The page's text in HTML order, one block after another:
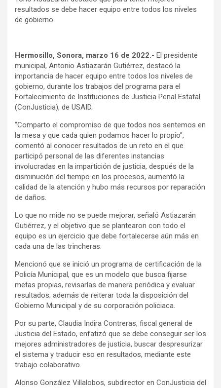
resultados se debe hacer equipo entre todos los niveles
de gobierno.
Hermosillo, Sonora, marzo 16 de 2022.- El presidente
municipal, Antonio Astiazarán Gutiérrez, destacó la
importancia de hacer equipo entre todos los niveles de
gobierno, durante los trabajos del programa para el
Fortalecimiento de Instituciones de Justicia Penal Estatal
(ConJusticia), de USAID.
“Comparto el compromiso de que todos nos sentemos en
la mesa y que cada quien podamos hacer lo propio”,
comentó al conocer resultados de un reto en el que
participó personal de las diferentes instancias
involucradas en la impartición de justicia, después de la
disminución del tiempo en los procesos, aumentó la
calidad de la atención y hubo más recursos por reparación
de daños.
Lo que no mide no se puede mejorar, señaló Astiazarán
Gutiérrez, y el objetivo que se plantearon con todo el
equipo es un ejercicio que debe fortalecerse aún más en
cada una de las trincheras.
Mencionó que se inició un programa de certificación de la
Policía Municipal, que es un modelo que busca fijarse
metas propias, revisarlas de manera periódica y evaluar
resultados; además de reiterar toda la disposición del
Gobierno Municipal y de su corporación policiaca.
Por su parte, Claudia Indira Contreras, fiscal general de
Justicia del Estado, enfatizó que se debe conseguir ser los
mejores administradores de justicia, buscar despresurizar
el sistema y traducir eso en resultados, mediante este
trabajo colaborativo.
Alonso González Villalobos, subdirector en ConJusticia del